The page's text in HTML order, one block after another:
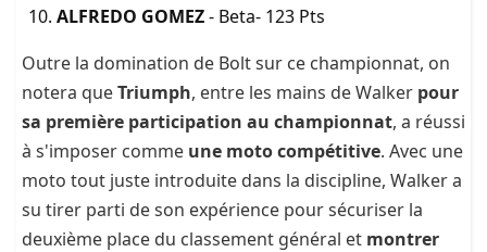
ALFREDO GOMEZ- Beta- 123 Pts
Outre la domination de Bolt sur ce championnat, on
notera queTriumph, entre les mains de Walker pour
sa première participation au championnat, a réussi
à s'imposer comme une moto compétitive. Avec une
moto tout juste introduite dans la discipline, Walker a
su tirer parti de son expérience pour sécuriser la
deuxième place du classement général et montrer